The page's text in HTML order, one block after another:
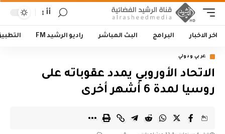
أأ
اخر الاخبار البرامج البث المباشر راديو الرشيد FM
عربي ودولي
الاتحاد الأوروبي يمدد عقوباته على
روسيا لمدة 6 أشهر أخرى